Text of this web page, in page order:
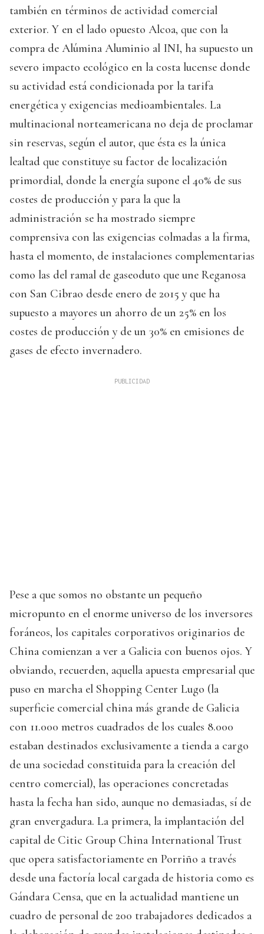
también en términos de actividad comercial
exterior. Y en el lado opuesto Alcoa, que con la
compra de Alúmina Aluminio al INI, ha supuesto un
severo impacto ecológico en la costa lucense donde
su actividad está condicionada por la tarifa
energética y exigencias medioambientales. La
multinacional norteamericana no deja de proclamar
sin reservas, según el autor, que ésta es la única
lealtad que constituye su factor de localización
primordial, donde la energía supone el 40% de sus
costes de producción y para la que la
administración se ha mostrado siempre
comprensiva con las exigencias colmadas a la firma,
hasta el momento, de instalaciones complementarias
como las del ramal de gaseoduto que une Reganosa
con San Cibrao desde enero de 2015 y que ha
supuesto a mayores un ahorro de un 25% en los
costes de producción y de un 30% en emisiones de
gases de efecto invernadero.
Pese a que somos no obstante un pequeño
micropunto en el enorme universo de los inversores
foráneos, los capitales corporativos originarios de
China comienzan a ver a Galicia con buenos ojos. Y
obviando, recuerden, aquella apuesta empresarial que
puso en marcha el Shopping Center Lugo (la
superficie comercial china más grande de Galicia
con 11.000 metros cuadrados de los cuales 8.000
estaban destinados exclusivamente a tienda a cargo
de una sociedad constituida para la creación del
centro comercial), las operaciones concretadas
hasta la fecha han sido, aunque no demasiadas, sí de
gran envergadura. La primera, la implantación del
capital de Citic Group China International Trust
que opera satisfactoriamente en Porriño a través
desde una factoría local cargada de historia como es
Gándara Censa, que en la actualidad mantiene un
cuadro de personal de 200 trabajadores dedicados a